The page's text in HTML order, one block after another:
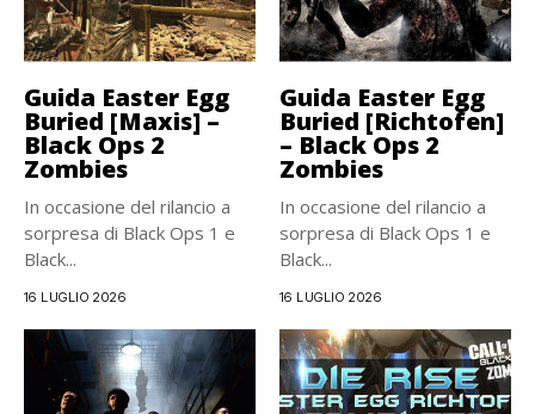
Guida Easter Egg
Buried [Maxis] –
Black Ops 2
Zombies
In occasione del rilancio a
sorpresa di Black Ops 1 e
Black...
16 LUGLIO 2026
Guida Easter Egg
Buried [Richtofen]
– Black Ops 2
Zombies
In occasione del rilancio a
sorpresa di Black Ops 1 e
Black...
16 LUGLIO 2026